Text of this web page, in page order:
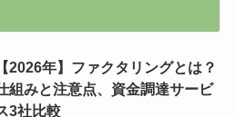
【2026年】ファクタリングとは？
組みと注意点、資金調達サービ
3社比較